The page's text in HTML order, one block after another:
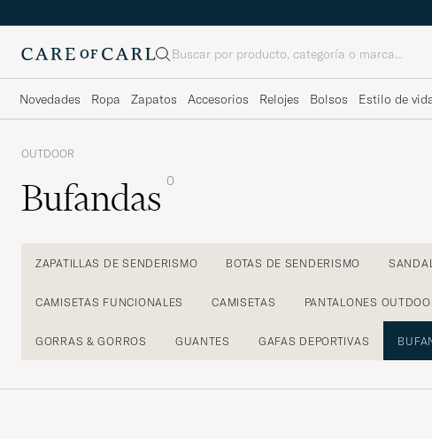
Buscar
Novedades Ropa Zapatos Accesorios Relojes Bolsos Estilo de
OUTDOOR
Bufandas 0
ZAPATILLAS DE SENDERISMO BOTAS DE SENDERISMO
CAMISETAS FUNCIONALES CAMISETAS PANTALONES
GORRAS & GORROS GUANTES GAFAS DEPORTIVAS